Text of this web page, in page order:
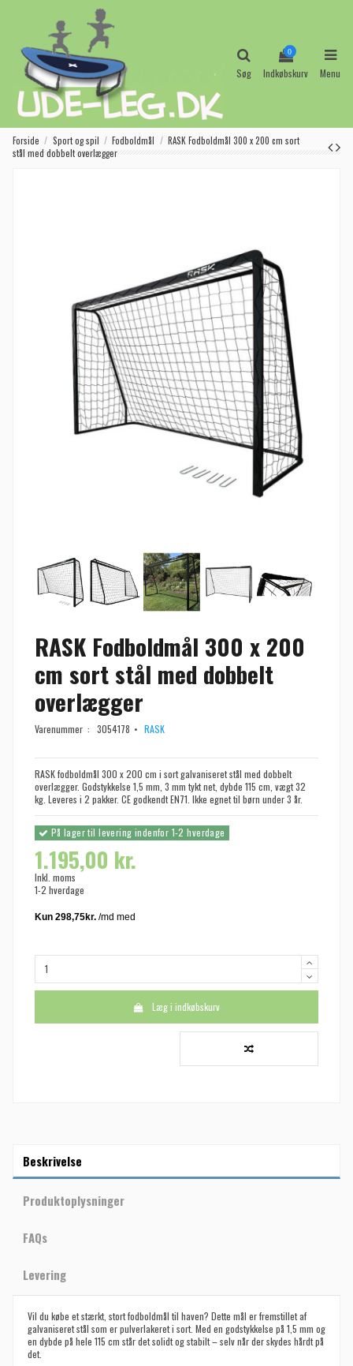
Søg
0
Indkøbskurv Menu
Forside Sport og spil Fodboldmål
RASK Fodboldmål 300 x 200 cm sort
stål med dobbelt overlægger
RASK Fodboldmål 300 x 200
cm sort stål med dobbelt
overlægger
Varenummer : 3054178 RASK
RASK fodboldmål 300 x 200 cm i sort galvaniseret stål med dobbelt
overlægger. Godstykkelse 1,5 mm, 3 mm tykt net, dybde 115 cm, vægt 32
kg. Leveres i 2 pakker. CE godkendt EN71. Ikke egnet til børn under 3 år.
På lager til levering indenfor 1-2 hverdage
1.195,00 kr.
Inkl. moms
1-2 hverdage
Læg i indkøbskurv
Beskrivelse
Produktoplysninger
FAQs
Levering
Vil du købe et stærkt, stort fodboldmål til haven? Dette mål er fremstillet af
galvaniseret stål som er pulverlakeret i sort. Med en godstykkelse på 1,5 mm og
en dybde på hele 115 cm står det solidt og stabilt – selv når der skydes hårdt på
det.